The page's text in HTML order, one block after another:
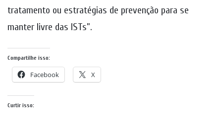
tratamento ou estratégias de prevenção para se
manter livre das ISTs”.
Compartilhe isso:
Facebook X
Curtir isso: